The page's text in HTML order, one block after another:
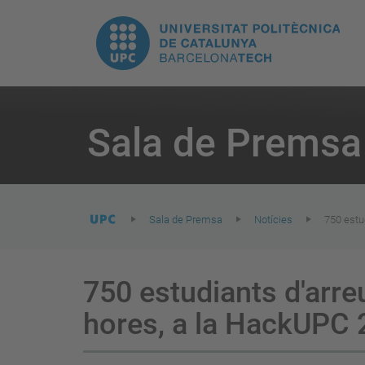
UPC.
Universitat
Politècnica
de
Catalunya
Sala de Premsa
are
here:
Sala de Premsa Notícies 750
750 estudiants
hores, a la HackUPC